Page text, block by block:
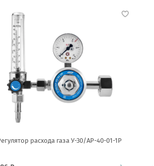
расхода газа У-30/АР-40-01-1Р